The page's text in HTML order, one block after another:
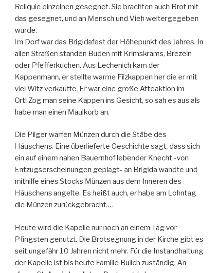
Reliquie einzelnen gesegnet. Sie brachten auch Brot mit
das gesegnet, und an Mensch und Vieh weitergegeben
wurde.
Im Dorf war das Brigidafest der Höhepunkt des Jahres. In
allen Straßen standen Buden mit Krimskrams, Brezeln
oder Pfefferkuchen. Aus Lechenich kam der
Kappenmann, er stellte warme Filzkappen her die er mit
viel Witz verkaufte. Er war eine große Atteaktion im
Ort! Zog man seine Kappen ins Gesicht, so sah es aus als
habe man einen Maulkorb an.
Die Pilger warfen Münzen durch die Stäbe des
Häuschens. Eine überlieferte Geschichte sagt, dass sich
ein auf einem nahen Bauernhof lebender Knecht -von
Entzugserscheinungen geplagt- an Brigida wandte und
mithilfe eines Stocks Münzen aus dem Inneren des
Häuschens angelte. Es heißt auch, er habe am Lohntag
die Münzen zurückgebracht….
Heute wird die Kapelle nur noch an einem Tag vor
Pfingsten genutzt. Die Brotsegnung in der Kirche gibt es
seit ungefähr 10 Jahren nicht mehr. Für die Instandhaltung
der Kapelle ist bis heute Familie Bulich zuständig. An